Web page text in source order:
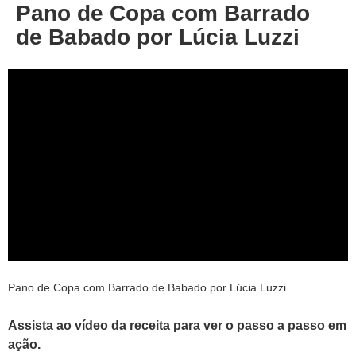
Pano de Copa com Barrado
de Babado por Lúcia Luzzi
Pano de Copa com Barrado de Babado por Lúcia Luzzi
Assista ao vídeo da receita para ver o passo a passo em
ação.